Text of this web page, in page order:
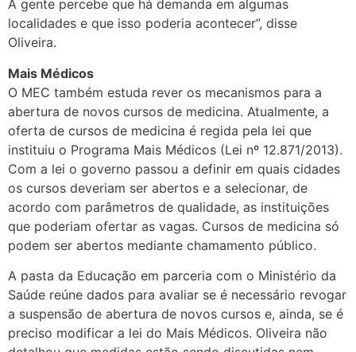
A gente percebe que há demanda em algumas
localidades e que isso poderia acontecer”, disse
Oliveira.
Mais Médicos
O MEC também estuda rever os mecanismos para a
abertura de novos cursos de medicina. Atualmente, a
oferta de cursos de medicina é regida pela lei que
instituiu o Programa Mais Médicos (Lei nº 12.871/2013).
Com a lei o governo passou a definir em quais cidades
os cursos deveriam ser abertos e a selecionar, de
acordo com parâmetros de qualidade, as instituições
que poderiam ofertar as vagas. Cursos de medicina só
podem ser abertos mediante chamamento público.
A pasta da Educação em parceria com o Ministério da
Saúde reúne dados para avaliar se é necessário revogar
a suspensão de abertura de novos cursos e, ainda, se é
preciso modificar a lei do Mais Médicos. Oliveira não